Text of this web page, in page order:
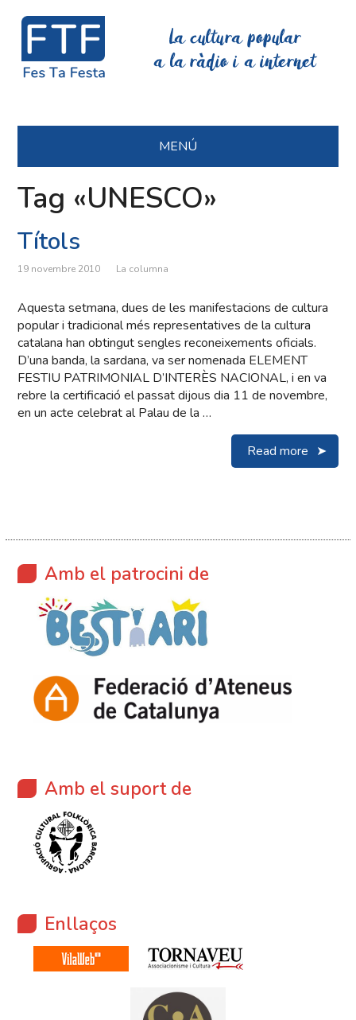
La cultura popular
a la ràdio i a internet
MENÚ
Tag «UNESCO»
Títols
19 novembre 2010 La columna
Aquesta setmana, dues de les manifestacions de cultura
popular i tradicional més representatives de la cultura
catalana han obtingut sengles reconeixements oficials.
D’una banda, la sardana, va ser nomenada ELEMENT
FESTIU PATRIMONIAL D’INTERÈS NACIONAL, i en va
rebre la certificació el passat dijous dia 11 de novembre,
en un acte celebrat al Palau de la …
Read more
Amb el patrocini de
Amb el suport de
Enllaços